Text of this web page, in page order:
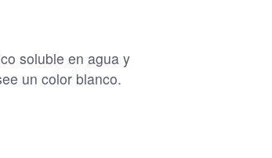
soluble en agua y
un color blanco.